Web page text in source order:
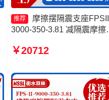
推荐
摩擦摆隔震支座
3000-350-3.81 减隔震摩擦
FPSII-2000-350-3.81 FPS
￥20712